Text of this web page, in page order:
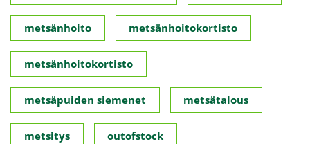
metsänhoito metsänhoitokortisto
metsänhoitokortisto
metsäpuiden siemenet metsätalous
metsitys outofstock